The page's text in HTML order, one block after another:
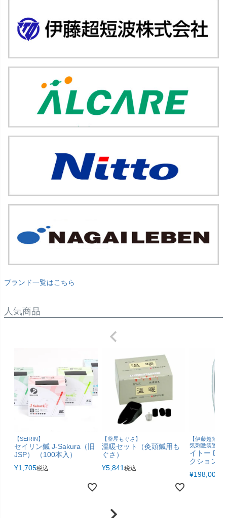
ブランド一覧はこちら
人気商品
【SEIRIN】
セイリン鍼 J-Sakura（旧
JSP） （100本入）
¥1,705税込
【釜屋もぐさ】
温暖セット（灸頭鍼用も
ぐさ）
¥5,841 税込
【伊藤超短波
気刺激装置
イトー D
クション
¥198,000